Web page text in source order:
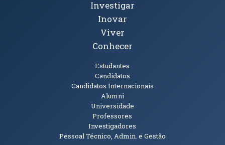
Investigar
Inovar
Viver
Conhecer
Estudantes
Candidatos
Candidatos Internacionais
Alumni
Universidade
Professores
Investigadores
Pessoal Técnico, Admin. e Gestão